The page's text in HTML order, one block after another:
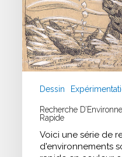
Dessin
Recherche
Rapide
Voici une série de
d'environnements